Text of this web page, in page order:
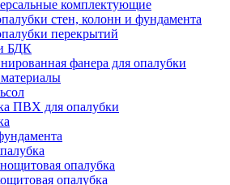
комплектующие
стен, колонн и фундамента
перекрытий
БДК
фанера для опалубки
ПВХ для опалубки
опалубка
опалубка